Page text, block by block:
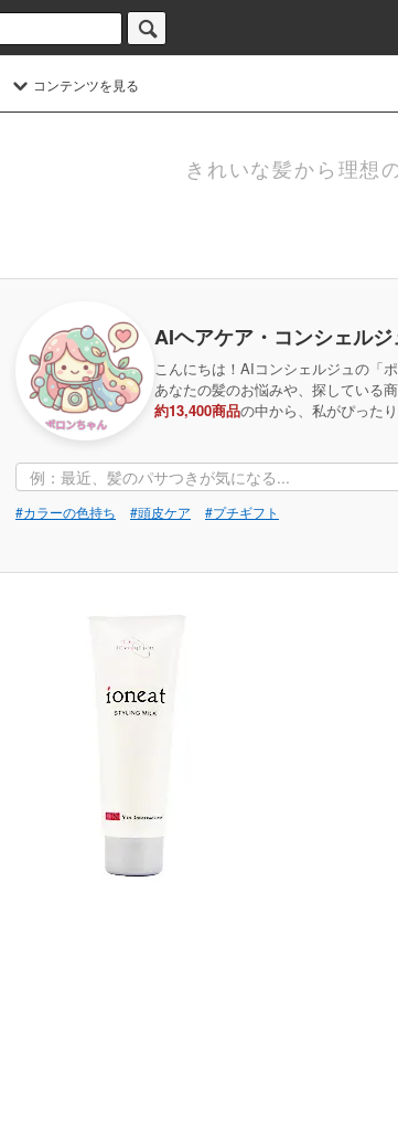
コンテンツを見る
きれいな髪から理想
AIヘアケア・コンシェルジ
こんにちは！AIコンシェルジュの「ポ
あなたの髪のお悩みや、探している
約13,400商品の中から、私がぴった
#カラーの色持ち #頭皮ケア #プチギフト